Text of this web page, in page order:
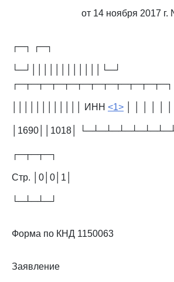
от 14 ноября 2017
┌─┐ ┌─┐
└─┘││││││││││││└─┘
┌─┬─┬─┬─┬─┬─┬─┬─┬─┬─┬─┬─┐
││││││││││││ ИНН <1>
│1690││1018│
┌─┬─┬─┐
Стр. │0│0│1│
└─┴─┴─┘
Форма по КНД 1150063
Заявление